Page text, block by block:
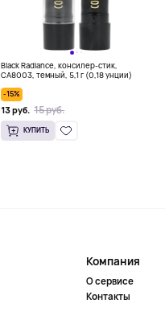
Black Radiance, консилер-стик,
CA8003, темный, 5,1 г (0,18 унции)
-15%
13 руб. 15 руб.
КУПИТЬ
Компания
О сервисе
Контакты